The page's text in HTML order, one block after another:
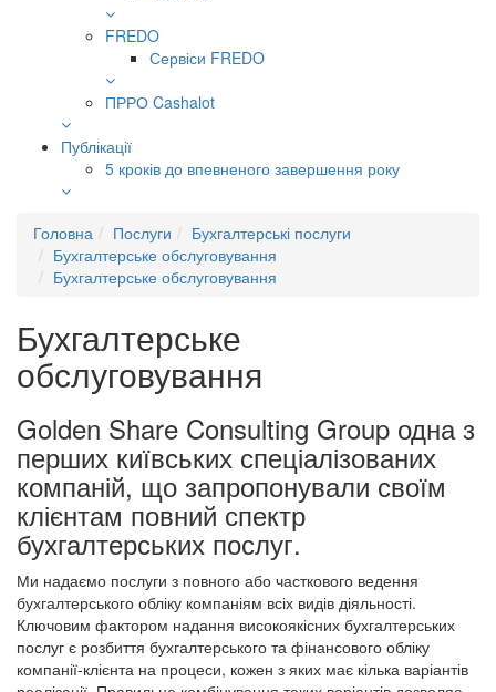
FREDO
Сервіси FREDO
ПРРО Cashalot
Публікації
5 кроків до впевненого завершення року
Головна Послуги
Бухгалтерські послуги
Бухгалтерське обслуговування
Бухгалтерське обслуговування
Бухгалтерське
обслуговування
Golden Share Consulting Group одна з
перших київських спеціалізованих
компаній, що запропонували своїм
клієнтам повний спектр
бухгалтерських послуг.
Ми надаємо послуги з повного або часткового ведення
бухгалтерського обліку компаніям всіх видів діяльності.
Ключовим фактором надання високоякісних бухгалтерських
послуг є розбиття бухгалтерського та фінансового обліку
компанії-клієнта на процеси, кожен з яких має кілька варіантів